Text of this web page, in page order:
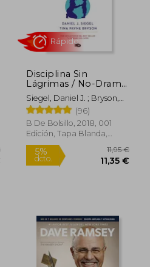
dcto.
Disciplina Sin
Lágrimas / No-Drama
Discipline
Siegel, Daniel J. ; Bryson,
Tina Payne
(96)
B De Bolsillo, 2018, 001
Edición, Tapa Blanda,
Nuevo